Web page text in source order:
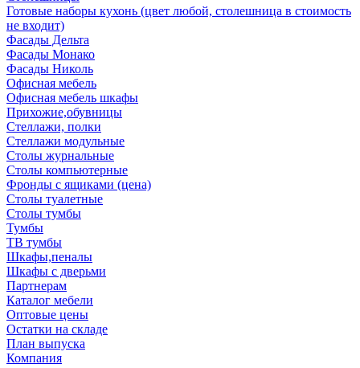
Готовые наборы кухонь (цвет любой, столешница в стоимость
не входит)
Фасады Дельта
Фасады Монако
Фасады Николь
Офисная мебель
Офисная мебель шкафы
Прихожие,обувницы
Стеллажи, полки
Стеллажи модульные
Столы журнальные
Столы компьютерные
Фронды с ящиками (цена)
Столы туалетные
Столы тумбы
Тумбы
ТВ тумбы
Шкафы,пеналы
Шкафы с дверьми
Партнерам
Каталог мебели
Оптовые цены
Остатки на складе
План выпуска
Компания